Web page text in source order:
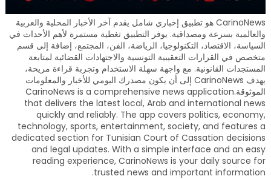
CarinoNews هو تطبيق إخباري شامل يقدم آخر الأخبار المحلية والعربية
والعالمية بسرعة ومصداقية. يوفر التطبيق تغطية مستمرة لأهم الأحداث في
السياسة، الاقتصاد، التكنولوجيا، الرياضة، الفن، المجتمع، إضافة إلى قسم
متخصص في القرارات التعقيبية التونسية والاجتهادات القضائية لمتابعة
المستجدات القانونية. مع واجهة سهلة الاستخدام وتجربة قراءة مريحة،
يهدف CarinoNews إلى أن يكون مصدرك اليومي للأخبار والمعلومات
الموثوقة.CarinoNews is a comprehensive news application
that delivers the latest local, Arab and international news
quickly and reliably. The app covers politics, economy,
technology, sports, entertainment, society, and features a
dedicated section for Tunisian Court of Cassation decisions
and legal updates. With a simple interface and an easy
reading experience, CarinoNews is your daily source for
trusted news and important information.